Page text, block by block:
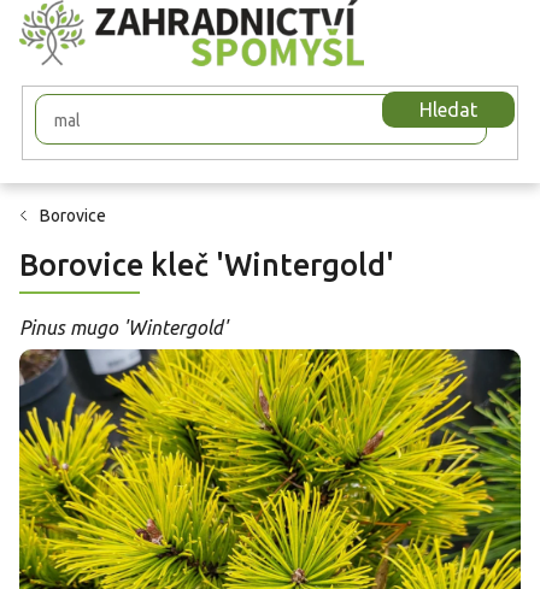
Přejít
na
obsah
Hledat
Borovice
Borovice kleč 'Wintergold'
Pinus mugo 'Wintergold'